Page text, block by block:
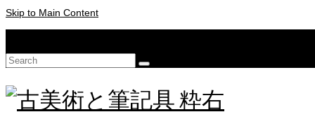
Skip to Main Content
Search